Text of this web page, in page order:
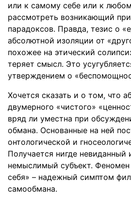
или к самому себе или к
рассмотреть возникающий
парадоксов. Правда, тезис о
абсолютной изоляции от
похожее на этический
теряет смысл. Это
утверждением о
Хочется сказать и о том, что
двумерного «чистого»
вряд ли уместна при
обмана. Основанные на ней
онтологической и
Получается нигде невиданный
немыслимый субъект.
себя» – надежный симптом
самообмана.